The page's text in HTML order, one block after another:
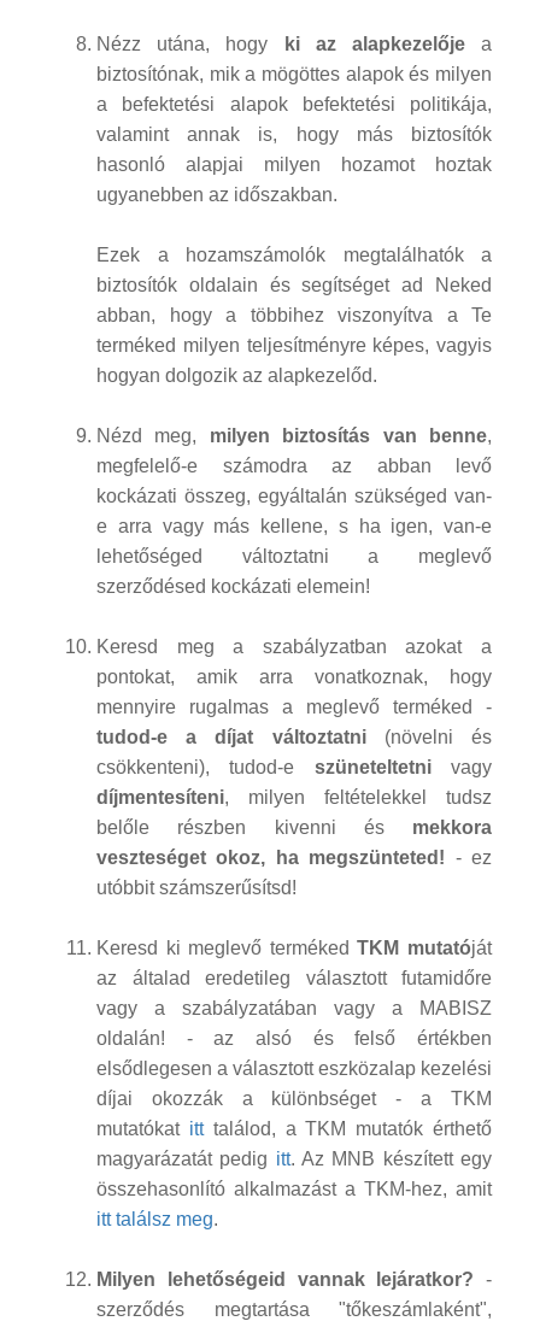
Nézz utána, hogy ki az alapkezelőjea
biztosítónak, mik a mögöttes alapok és milyen
a befektetési alapok befektetési politikája,
valamint annak is, hogy más biztosítók
hasonló alapjai milyen hozamot hoztak
ugyanebben az időszakban.
Ezek a hozamszámolók megtalálhatók a
biztosítók oldalain és segítséget ad Neked
abban, hogy a többihez viszonyítva a Te
terméked milyen teljesítményre képes, vagyis
hogyan dolgozik az alapkezelőd.
Nézd meg, milyen biztosítás van benne,
megfelelő-e számodra az abban levő
kockázati összeg, egyáltalán szükséged van-
e arra vagy más kellene, s ha igen, van-e
lehetőséged változtatni a meglevő
szerződésed kockázati elemein!
Keresd meg a szabályzatban azokat a
pontokat, amik arra vonatkoznak, hogy
mennyire rugalmas a meglevő terméked -
tudod-e a díjat változtatni (növelni és
csökkenteni), tudod-e szüneteltetnivagy
díjmentesíteni, milyen feltételekkel tudsz
belőle részben kivenni és mekkora
veszteséget okoz, ha megszünteted! - ez
utóbbit számszerűsítsd!
Keresd ki meglevő termékedTKM mutatóját
az általad eredetileg választott futamidőre
vagy a szabályzatában vagy a MABISZ
oldalán! - az alsó és felső értékben
elsődlegesen a választott eszközalap kezelési
díjai okozzák a különbséget - a TKM
mutatókat itttalálod, a TKM mutatók érthető
magyarázatát pedig itt. Az MNB készített egy
összehasonlító alkalmazást a TKM-hez, amit
itt találsz meg.
Milyen lehetőségeid vannak lejáratkor? -
szerződés megtartása "tőkeszámlaként",